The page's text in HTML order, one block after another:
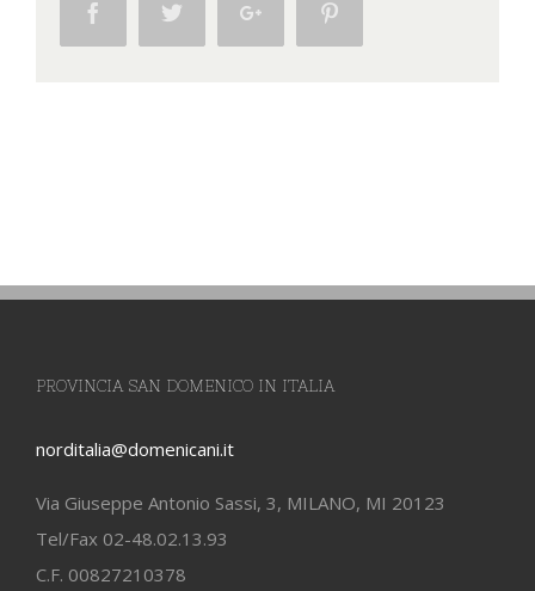
Facebook Twitter Google+
PROVINCIA SAN DOMENICO IN ITALIA
norditalia@domenicani.it
Via Giuseppe Antonio Sassi, 3, MILANO, MI 20123
Tel/Fax 02-48.02.13.93
C.F. 00827210378